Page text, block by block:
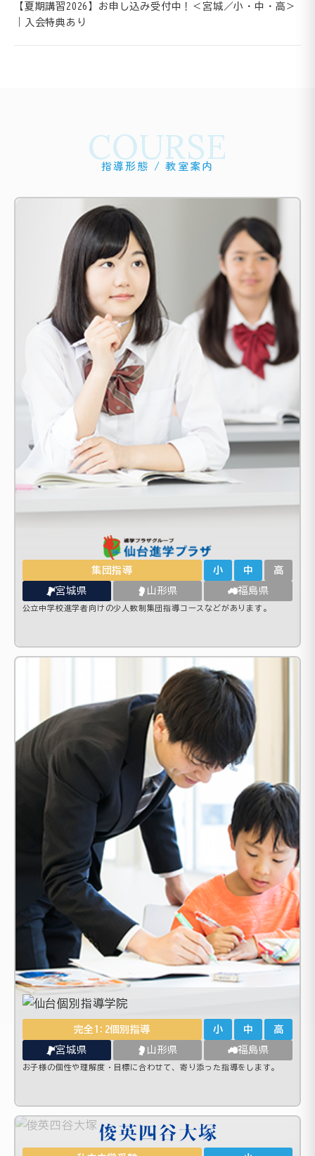
【夏期講習2026】お申し込み受付中！＜宮城／小・中・高＞
｜入会特典あり
COURSE
指導形態 / 教室案内
集団指導 小 中 高
宮城県 山形県 福島県
公立中学校進学者向けの少人数制集団指導コースなどがあります。
完全1:2個別指導 小 中 高
宮城県 山形県 福島県
お子様の個性や理解度・目標に合わせて、寄り添った指導をします。